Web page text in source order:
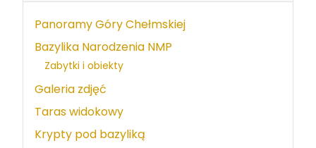
Panoramy Góry Chełmskiej
Bazylika Narodzenia NMP
Zabytki i obiekty
Galeria zdjęć
Taras widokowy
Krypty pod bazyliką